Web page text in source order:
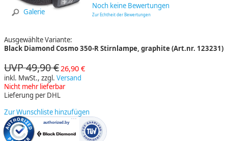
Kundenbereich
Galerie
Noch keine Bewertungen
Zur Echtheit der Bewertungen
Ausgewählte Variante:
Black Diamond Cosmo 350-R Stirnlampe, graphite (Art.nr. 123231)
UVP 49,90 €26,90 €
inkl. MwSt., zzgl. Versand
Nicht mehr lieferbar
Lieferung per DHL
Zur Wunschliste hinzufügen